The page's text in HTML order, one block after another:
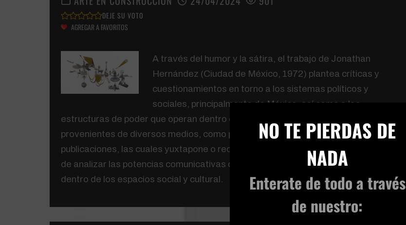
DEJE SU VOTO
AGREGAR A FAVORITOS
A través del humor y la sátira, el trabajo de Jonathan
Hernández (Ciudad de México, 1972) plantea críticas y
cuestionamientos en torno a los sistemas políticos y
sociales, principalmente de México, así como a las
estructuras de poder que operan dentro de estos. En su obra incorpora imágenes
provenientes de diversos medios, como periódicos, cárteles, tarjetas postales,
publicaciones, las cuales yuxtapone o reordena a manera de collages o libros a fin
de analizar las potencias comunicativas de la imagen y sus discursos visuales
dentro de los espacios social y cultural.
NO TE PIERDAS DE
NADA
Enterate de todoa través
de nuestro: